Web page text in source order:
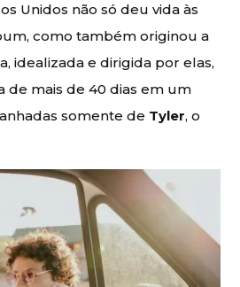
Unidos não só deu vida às
como também originou a
idealizada e dirigida por elas,
de mais de 40 dias em um
somente de Tyler, o